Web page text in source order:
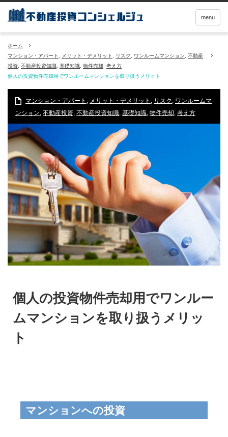
menu
ホーム
マンション・アパート
メリット・デメリット リスク ワンルームマンション
不動産
投資 不動産投資知識 基礎知識 物件売却
考え方
個人の投資物件売却用でワンルームマンションを取り扱うメリット
マンション・アパート , メリット・デメリット , リスク , ワンルームマ
ンション, 不動産投資, 不動産投資知識, 基礎知識, 物件売却, 考え方
個人の投資物件売却用でワンルー
ムマンションを取り扱うメリッ
ト
マンションへの投資